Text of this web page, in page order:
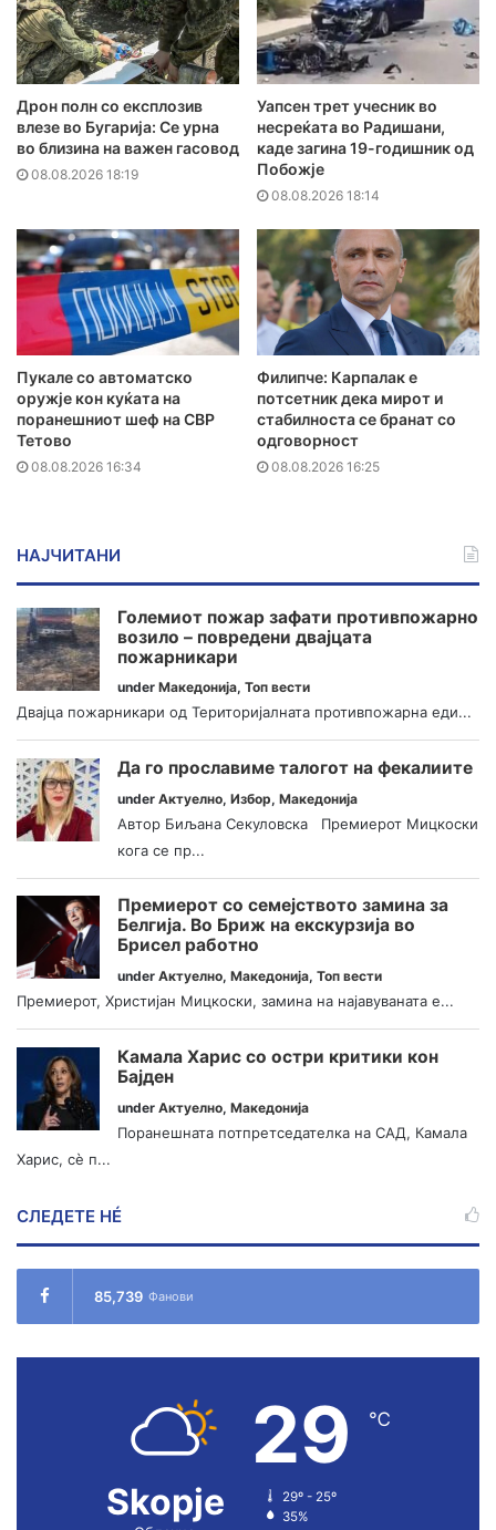
Дрон полн со експлозив
влезе во Бугарија: Се урна
во близина на важен гасовод
08.08.2026 18:19
Уапсен трет учесник во
несреќата во Радишани,
каде загина 19-годишник од
Побожје
08.08.2026 18:14
Пукале со автоматско
оружје кон куќата на
поранешниот шеф на СВР
Тетово
08.08.2026 16:34
Филипче: Карпалак е
потсетник дека мирот и
стабилноста се бранат со
одговорност
08.08.2026 16:25
НАЈЧИТАНИ
Големиот пожар зафати противпожарно
возило – повредени двајцата
пожарникари
under Македонија, Топ вести
Двајца пожарникари од Територијалната противпожарна еди...
Да го прославиме талогот на фекалиите
under Актуелно, Избор, Македонија
Автор Биљана Секуловска Премиерот Мицкоски
кога се пр...
Премиерот со семејството замина за
Белгија. Во Бриж на екскурзија во
Брисел работно
under Актуелно, Македонија, Топ вести
Премиерот, Христијан Мицкоски, замина на најавуваната е...
Камала Харис со остри критики кон
Бајден
under Актуелно, Македонија
Поранешната потпретседателка на САД, Камала
Харис, сè п...
СЛЕДЕТЕ НÉ
85,739 Фанови
Skopje
29 ℃
29º - 25º
35%